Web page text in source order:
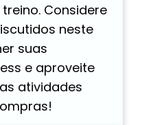
Considere
neste
suas
e aproveite
atividades